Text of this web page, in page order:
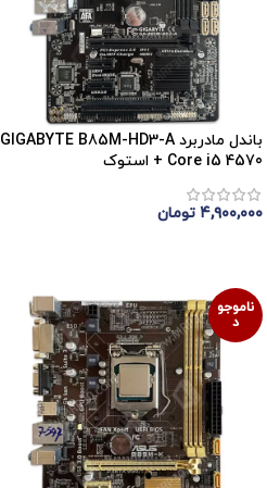
باندل مادربرد GIGABYTE B85M-HD3-A
+ Core i5 4570 استوک
۴,۹۰۰,۰۰۰ تومان
ناموجو
د